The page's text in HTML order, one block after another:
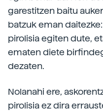
garestitzen baitu
batzuk eman
pirolisia egiten dute,
ematen diete
dezaten.
Nolanahi ere,
pirolisia ez dira